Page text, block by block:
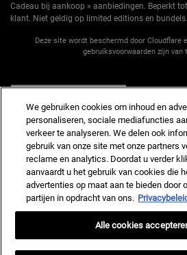
Cadeau bij aankoop » aanbiedingen. Beperkt
klant. Niet geldig op limited editions en bundels.
Deze site wordt beschermd door Cloudflare
gebruiksvoorwaarden zijn van
Fabrikantinformatie
KIEHL'S
14, rue Royale - 75008 Paris France
kiehls@nl.oaccare.com
We gebruiken cookies om inhoud en
personaliseren, sociale mediafuncties
verkeer te analyseren. We delen ook
gebruik van onze site met onze partners
reclame en analytics. Doordat u verder
aanvaardt u het gebruik van cookies die
advertenties op maat aan te bieden door
partijen in opdracht van ons.
Alle cookies